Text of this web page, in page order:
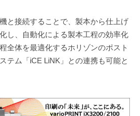
と接続することで、製本から仕上げ
し、自動化による製本工程の効率化
全体を最適化するホリゾンのポスト
テム「iCE LiNK」との連携も可能と